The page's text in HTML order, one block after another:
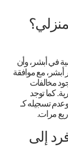
في أبشر، وأن
مع موافقة
مخالفات
كما توجد
فما فوق) وعدم تسجيله كـ
مرات.
إلى